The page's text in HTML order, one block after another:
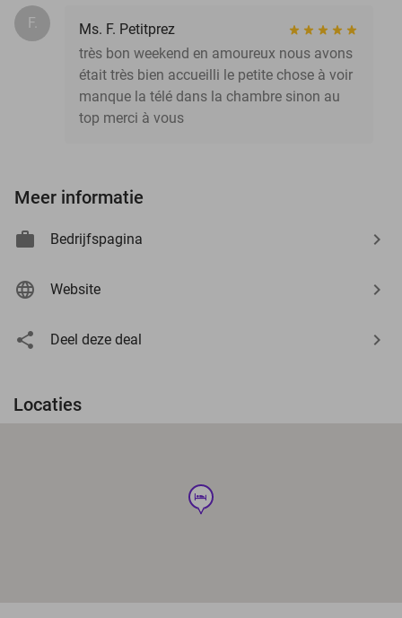
F.
Ms. F. Petitprez
très bon weekend en amoureux nous avons
était très bien accueilli le petite chose à voir
manque la télé dans la chambre sinon au
top merci à vous
Meer informatie
Bedrijfspagina
Website
Deel deze deal
Locaties
hotel